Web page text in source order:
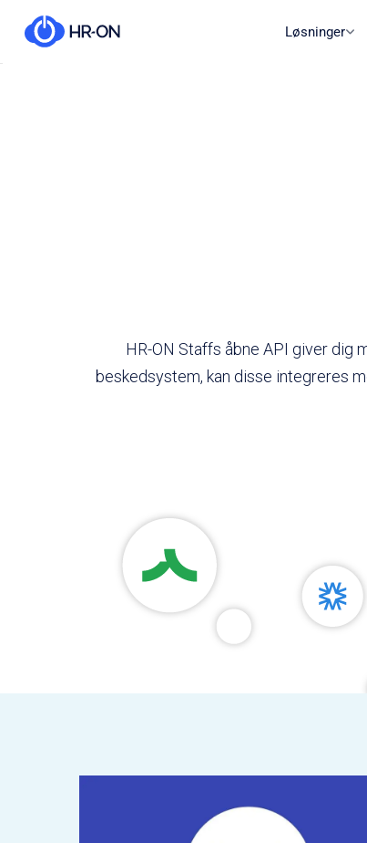
Løsninger
HR-ON Staffs åbne API giver dig
beskedsystem, kan disse integreres